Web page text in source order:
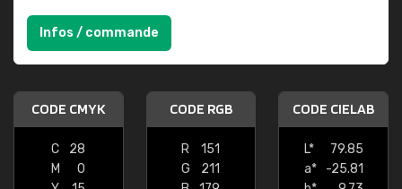
Infos / commande
CODE CMYK
C
28
M
0
CODE RGB
R
151
G
211
CODE CIELAB
L*
79.85
a*
-25.81